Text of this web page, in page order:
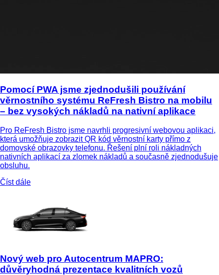
Pomocí PWA jsme zjednodušili používání
věrnostního systému ReFresh Bistro na mobilu
– bez vysokých nákladů na nativní aplikace
Pro ReFresh Bistro jsme navrhli progresivní webovou aplikaci,
která umožňuje zobrazit QR kód věrnostní karty přímo z
domovské obrazovky telefonu. Řešení plní roli nákladných
nativních aplikací za zlomek nákladů a současně zjednodušuje
obsluhu.
Číst dále
Nový web pro Autocentrum MAPRO:
důvěryhodná prezentace kvalitních vozů